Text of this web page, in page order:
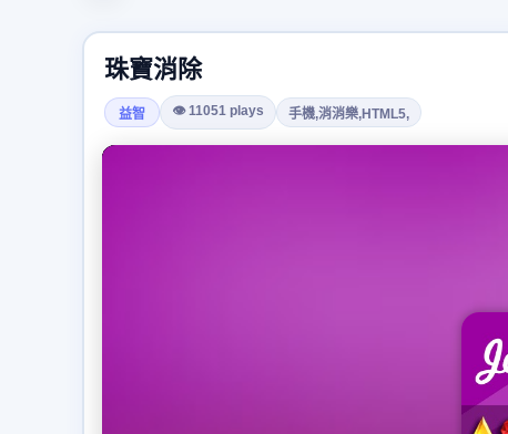
珠寶消除
益智 👁 11051 plays 手機,消消樂,HTML5,